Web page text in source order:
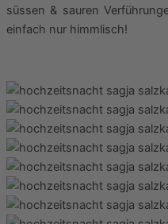
süssen & sauren
einfach nur himmlisch!